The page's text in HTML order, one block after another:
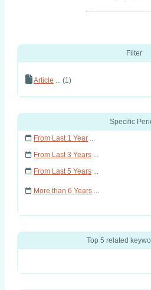
Filter
Article ... (1)
Specific
From Last 1 Year ...
From Last 3 Years ...
From Last 5 Years ...
More than 6 Years ...
Top 5 related